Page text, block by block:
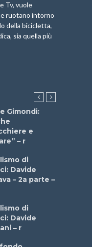
Tv, vuole
ruotano intorno
della bicicletta,
sia quella più
Gimondi:
e
– r
di
Davide
– 2a parte –
di
Davide
– r